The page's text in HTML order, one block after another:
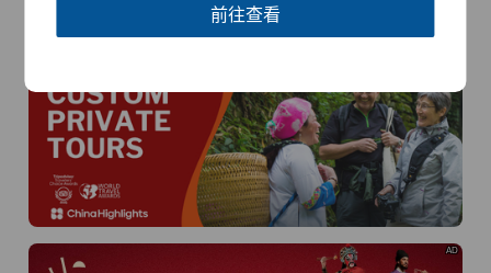
黄河流域以及蜿蜒曲折的1.8万公里海岸线
AD
前往查看